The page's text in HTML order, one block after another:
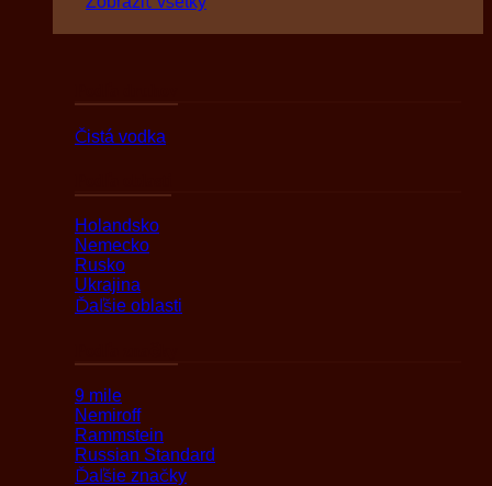
Čistá vodka
Holandsko
Nemecko
Rusko
Ukrajina
Ďaľšie oblasti
9 mile
Nemiroff
Rammstein
Russian Standard
Ďaľšie značky